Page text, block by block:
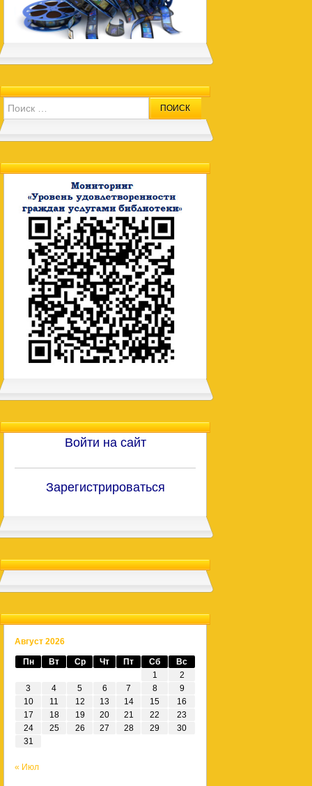
Search for:
Войти на сайт
Зарегистрироваться
Август 2026
Пн Вт Ср Чт Пт Сб
Вс
1
2
3
4 5 6 7 8
9
10
11 12 13 14 15
16
17
18 19 20 21 22
23
24
25 26 27 28 29
30
31
« Июл